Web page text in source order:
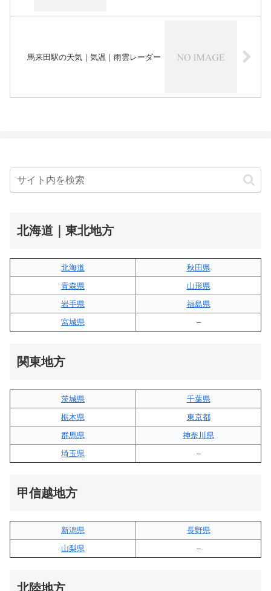
馬来田駅の天気｜気温｜雨雲レーダー
北海道｜東北地方
北海道
秋田県
青森県
山形県
岩手県
福島県
宮城県
–
関東地方
茨城県
千葉県
栃木県
東京都
群馬県
神奈川県
埼玉県
–
甲信越地方
新潟県
長野県
山梨県
–
北陸地方